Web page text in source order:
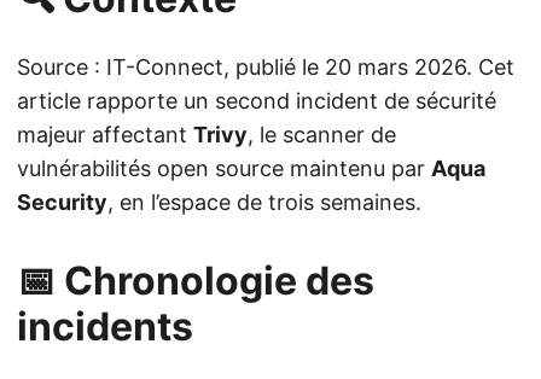
Source : IT-Connect, publié le 20 mars 2026. Cet
article rapporte un second incident de sécurité
majeur affectant Trivy, le scanner de
vulnérabilités open source maintenu par Aqua
Security, en l’espace de trois semaines.
📅 Chronologie des
incidents